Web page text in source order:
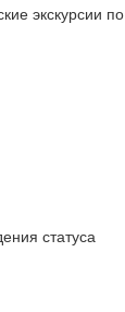
экскурсии по
статуса